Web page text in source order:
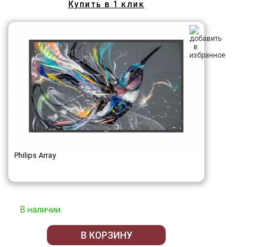
Купить в 1 клик
Philips Array
В наличии
В КОРЗИНУ